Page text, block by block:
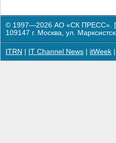
© 1997—2026 АО «СК ПРЕСС».
109147 г. Москва, ул.
ITRN IT Channel News itWeek